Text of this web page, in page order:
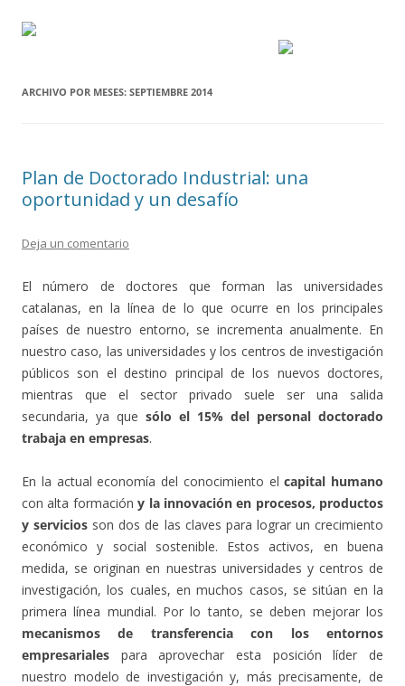
ARCHIVO POR MESES: SEPTIEMBRE 2014
Plan de Doctorado Industrial: una
oportunidad y un desafío
Deja un comentario
El número de doctores que forman las universidades
catalanas, en la línea de lo que ocurre en los principales
países de nuestro entorno, se incrementa anualmente. En
nuestro caso, las universidades y los centros de investigación
públicos son el destino principal de los nuevos doctores,
mientras que el sector privado suele ser una salida
secundaria, ya que sólo el 15% del personal doctorado
trabaja en empresas.
En la actual economía del conocimiento elcapital humano
con alta formación y la innovación en procesos, productos
y servicios son dos de las claves para lograr un crecimiento
económico y social sostenible. Estos activos, en buena
medida, se originan en nuestras universidades y centros de
investigación, los cuales, en muchos casos, se sitúan en la
primera línea mundial. Por lo tanto, se deben mejorar los
mecanismos de transferencia con los entornos
empresariales para aprovechar esta posición líder de
nuestro modelo de investigación y, más precisamente, de